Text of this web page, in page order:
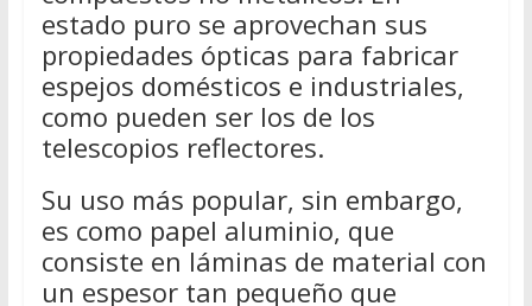
estado puro se aprovechan sus
propiedades ópticas para fabricar
espejos domésticos e industriales,
como pueden ser los de los
telescopios reflectores.
Su uso más popular, sin embargo,
es como papel aluminio, que
consiste en láminas de material con
un espesor tan pequeño que